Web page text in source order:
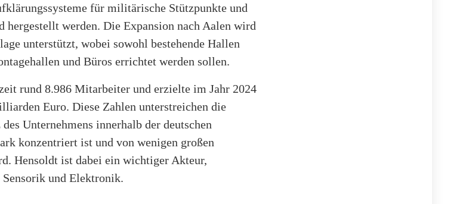
für militärische Stützpunkte und
hergestellt werden. Die Expansion nach Aalen wird
unterstützt, wobei sowohl bestehende Hallen
und Büros errichtet werden sollen.
rund 8.986 Mitarbeiter und erzielte im Jahr 2024
Euro. Diese Zahlen unterstreichen die
Unternehmens innerhalb der deutschen
konzentriert ist und von wenigen großen
Hensoldt ist dabei ein wichtiger Akteur,
und Elektronik.